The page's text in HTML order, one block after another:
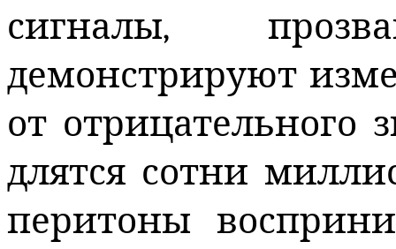
сигналы,
демонстрируют
от отрицательного
длятся сотни
перитоны